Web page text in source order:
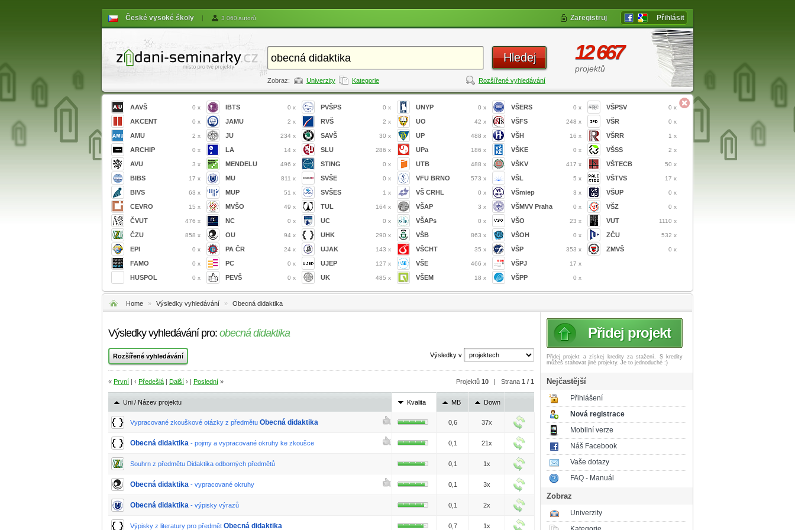
České vysoké školy | 3 060 autorů Zaregistruj Přihlásit
Hledej
Zobraz: Univerzity Kategorie Rozšířené vyhledávání
12 667
projektů
AAVŠ 0 x
AKCENT 0 x
AMU 2 x
ARCHIP 0 x
AVU 3 x
BIBS 17 x
BIVS 63 x
CEVRO 15 x
ČVUT 476 x
ČZU 858 x
EPI 0 x
FAMO 0 x
HUSPOL 0 x
IBTS 0 x
JAMU 2 x
JU 234 x
LA 14 x
MENDELU 496 x
MU 811 x
MUP 51 x
MVŠO 49 x
NC 0 x
OU 94 x
PA ČR 24 x
PC 0 x
PEVŠ 0 x
PVŠPS 0 x
RVŠ 2 x
SAVŠ 30 x
SLU 286 x
STING 0 x
SVŠE 0 x
SVŠES 1 x
TUL 164 x
UC 0 x
UHK 290 x
UJAK 143 x
UJEP 127 x
UK 485 x
UNYP 0 x
UO 42 x
UP 488 x
UPa 186 x
UTB 488 x
VFU BRNO 573 x
VŠ CRHL 0 x
VŠAP 3 x
VŠAPs 0 x
VŠB 863 x
VŠCHT 35 x
VŠE 466 x
VŠEM 18 x
VŠERS 0 x
VŠFS 248 x
VŠH 16 x
VŠKE 0 x
VŠKV 417 x
VŠL 5 x
VŠmiep 3 x
VŠMVV Praha 0 x
VŠO 23 x
VŠOH 0 x
VŠP 353 x
VŠPJ 17 x
VŠPP 0 x
VŠPSV 0 x
VŠR 0 x
VŠRR 1 x
VŠSS 2 x
VŠTECB 50 x
VŠTVS 17 x
VŠUP 0 x
VŠZ 0 x
VUT 1110 x
ZČU 532 x
ZMVŠ 0 x
Home » Výsledky vyhledávání » Obecná didaktika
Výsledky vyhledávání pro: obecná didaktika
Výsledky v
« První | ‹ Předešlá | Další › | Poslední » Projektů 10 | Strana 1 / 1
Uni / Název projektu Kvalita MB Down
Vypracované zkouškové otázky z předmětu Obecná didaktika 0,6 37x
Obecná didaktika - pojmy a vypracované okruhy ke zkoušce 0,1 21x
Souhrn z předmětu Didaktika odborných předmětů 0,1 1x
Obecná didaktika - vypracované okruhy 0,1 3x
Obecná didaktika - výpisky výrazů 0,1 2x
Výpisky z literatury pro předmět Obecná didaktika 0,7 1x
Přidej projekt
Přidej projekt a získej
kredity za stažení. S kredity
můžeš stahovat jiné projekty. Je to jednoduché :)
Nejčastější
Přihlášení
Nová registrace
Mobilní verze
Náš Facebook
Vaše dotazy
FAQ - Manuál
Zobraz
Univerzity